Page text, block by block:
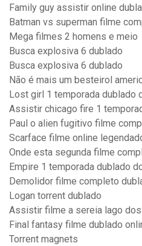
Family guy assistir online
Batman vs superman filme
Mega filmes 2 homens e meio
Busca explosiva 6 dublado
Busca explosiva 6 dublado
Não é mais um besteirol
Lost girl 1 temporada dublado
Assistir chicago fire 1
Paul o alien fugitivo filme
Scarface filme online
Onde esta segunda filme
Empire 1 temporada dublado
Demolidor filme completo
Logan torrent dublado
Assistir filme a sereia lago
Final fantasy filme dublado
Torrent magnets